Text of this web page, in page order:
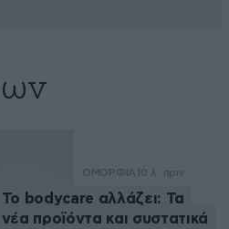
ΟΜΟΡΦΙΑ 10 λ. πριν
Το bodycare αλλάζει: Τα
νέα προϊόντα και συστατικά